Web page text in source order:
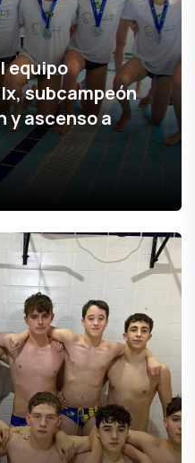
equipo
subcampeón
y ascenso a